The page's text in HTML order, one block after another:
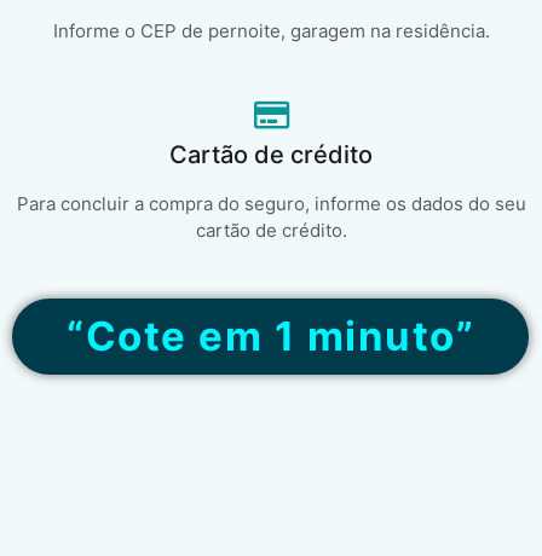
Informe o CEP de pernoite, garagem na residência.
Cartão de crédito
Para concluir a compra do seguro, informe os dados do seu
cartão de crédito.
“Cote em 1 minuto”